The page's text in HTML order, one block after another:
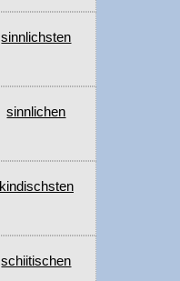
sinnlichsten
sinnlichen
kindischsten
schiitischen